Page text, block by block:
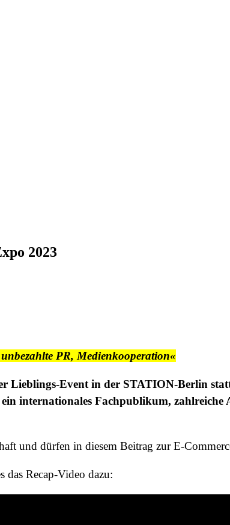
2023
PR, Medienkooperation«
Lieblings-Event in der STATION-Berlin
internationales Fachpublikum, zahlreiche
und dürfen in diesem Beitrag zur E-
das Recap-Video dazu: